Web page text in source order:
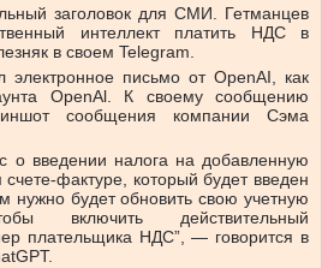
заголовок для СМИ. Гетманцев
интеллект платить НДС в
в своем Telegram.
электронное письмо от OpenAI, как
OpenAl. К своему сообщению
сообщения компании Сэма
о введении налога на добавленную
фактуре, который будет введен
нужно будет обновить свою учетную
включить действительный
плательщика НДС”, — говорится в